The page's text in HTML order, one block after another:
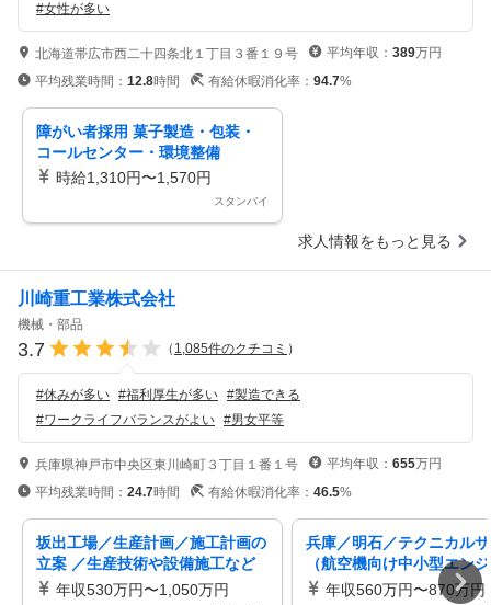
#女性が多い
北海道帯広市西二十四条北１丁目３番１９号 平均年収： 389万円
平均残業時間： 12.8時間 有給休暇消化率： 94.7%
障がい者採用 菓子製造・包装・
コールセンター・環境整備
時給1,310円〜1,570円
スタンバイ
求人情報をもっと見る
川崎重工業株式会社
機械・部品
3.7 （ 1,085件のクチコミ ）
#休みが多い #福利厚生が多い #製造できる
#ワークライフバランスがよい #男女平等
兵庫県神戸市中央区東川崎町３丁目１番１号 平均年収： 655万円
平均残業時間： 24.7時間 有給休暇消化率： 46.5%
坂出工場／生産計画／施工計画の
立案 ／生産技術や設備施工など
からのキャリアチェンジ歓迎／船
年収530万円〜1,050万円
兵庫／明石／テクニカル
（航空機向け中小型エン
備士歓迎／国内有数の航
年収560万円〜870万円